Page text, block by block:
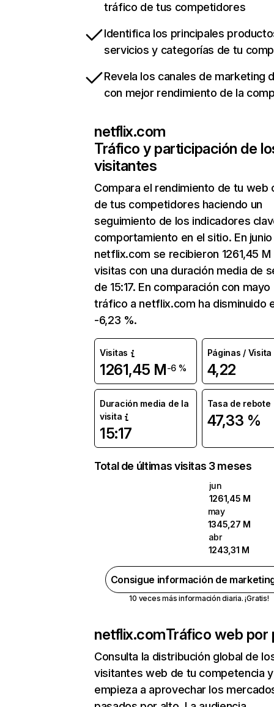
tráfico de tus competidores
Identifica los principales
servicios y categorías de tu
Revela los canales de marketing
con mejor rendimiento de la
netflix.com
Tráfico y participación de
visitantes
Compara el rendimiento de tu web
de tus competidores haciendo un
seguimiento de los indicadores
comportamiento en el sitio. En junio
netflix.com se recibieron 1261,45 M
visitas con una duración media de
de 15:17. En comparación con mayo
tráfico a netflix.com ha disminuido
-6,23 %.
Visitas
1261,45 M-6 %
Páginas / Visita
4,22
Duración media de la
visita
15:17
Tasa de rebote
47,33 %
Total de últimas visitas 3 meses
jun
1261,45 M
may
1345,27 M
abr
1243,31 M
Consigue información de
10 veces más información diaria. ¡Gratis!
netflix.comTráfico web por
Consulta la distribución global de
visitantes web de tu competencia y
empieza a aprovechar los